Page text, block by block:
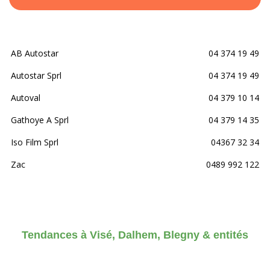
AB Autostar
04 374 19 49
Autostar Sprl
04 374 19 49
Autoval
04 379 10 14
Gathoye A Sprl
04 379 14 35
Iso Film Sprl
04367 32 34
Zac
0489 992 122
Tendances à Visé, Dalhem, Blegny & entités